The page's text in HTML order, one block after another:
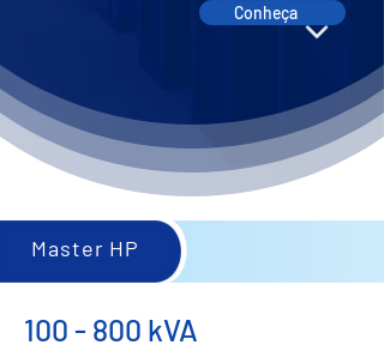
Conheça
Master HP
100 - 800 kVA